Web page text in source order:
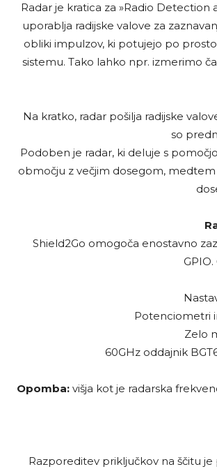
Radar je kratica za »Radio Detection
uporablja radijske valove za
obliki impulzov, ki potujejo po
sistemu. Tako lahko npr. izmerimo
Na kratko, radar pošilja radijske
so
Podoben je radar, ki deluje s
območju z večjim dosegom,
Shield2Go omogoča enostavno
Potenciometri
Zelo
60GHz oddajnik
Opomba: višja kot je radarska
Razporeditev priključkov na ščitu je